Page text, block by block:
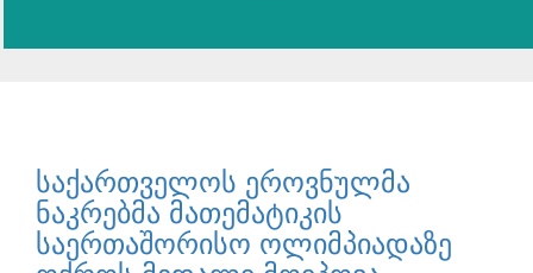
საქართველოს ეროვნულმა
ნაკრებმა მათემატიკის
საერთაშორისო ოლიმპიადაზე